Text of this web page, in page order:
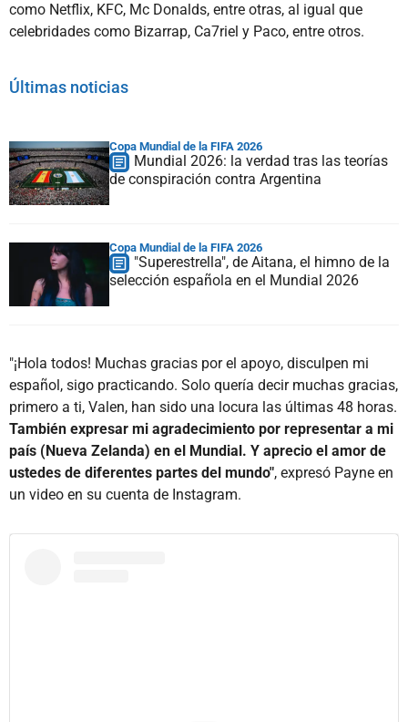
como Netflix, KFC, Mc Donalds, entre otras, al igual que
celebridades como Bizarrap, Ca7riel y Paco, entre otros.
Últimas noticias
Copa Mundial de la FIFA 2026
Mundial 2026: la verdad tras las teorías
de conspiración contra Argentina
Copa Mundial de la FIFA 2026
"Superestrella", de Aitana, el himno de la
selección española en el Mundial 2026
"¡Hola todos! Muchas gracias por el apoyo, disculpen mi
español, sigo practicando. Solo quería decir muchas gracias,
primero a ti, Valen, han sido una locura las últimas 48 horas.
También expresar mi agradecimiento por representar a mi
país (Nueva Zelanda) en el Mundial. Y aprecio el amor de
ustedes de diferentes partes del mundo", expresó Payne en
un video en su cuenta de Instagram.